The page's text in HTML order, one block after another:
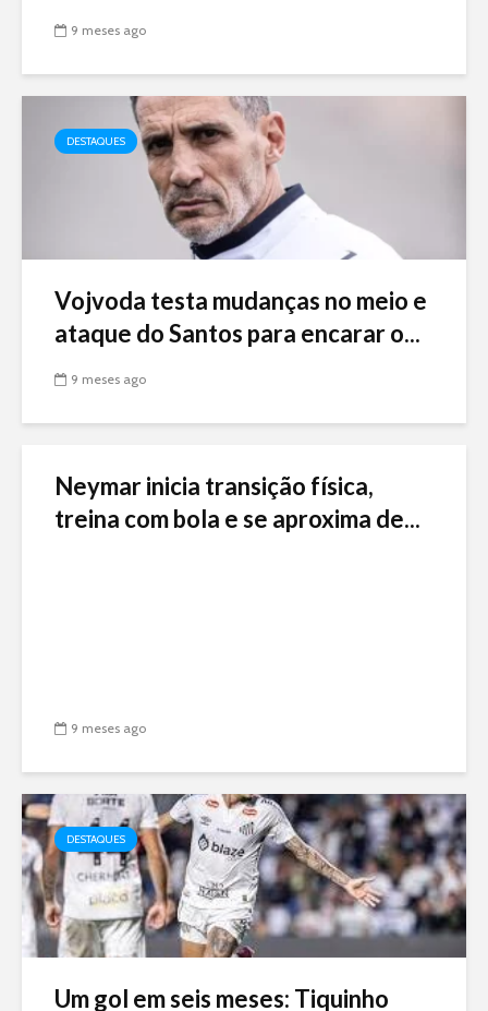
9 meses ago
DESTAQUES
Vojvoda testa mudanças no meio e
ataque do Santos para encarar o...
9 meses ago
Neymar inicia transição física,
treina com bola e se aproxima de...
9 meses ago
DESTAQUES
Um gol em seis meses: Tiquinho